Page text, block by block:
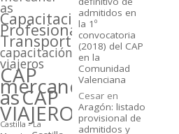
as
Capacitación
Profesional
Transporte
capacitación
viajeros
CAP
mercancí­
asCAP
VIAJEROS
Castilla - La
admitidos en
la 1º
convocatoria
(2018) del CAP
en la
Comunidad
Valenciana
Cesaren
Aragón: listado
provisional de
admitidos y